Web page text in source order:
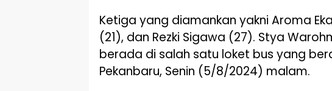
Ketiga yang diamankan yakni Aroma
(21), dan Rezki Sigawa (27). Stya
berada di salah satu loket bus yang
Pekanbaru, Senin (5/8/2024) malam.